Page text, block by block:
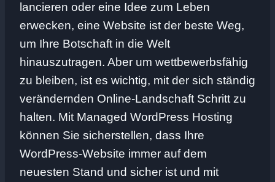
lancieren oder eine Idee zum Leben
erwecken, eine Website ist der beste Weg,
um Ihre Botschaft in die Welt
hinauszutragen. Aber um wettbewerbsfähig
zu bleiben, ist es wichtig, mit der sich ständig
verändernden Online-Landschaft Schritt zu
halten. Mit Managed WordPress Hosting
können Sie sicherstellen, dass Ihre
WordPress-Website immer auf dem
neuesten Stand und sicher ist und mit